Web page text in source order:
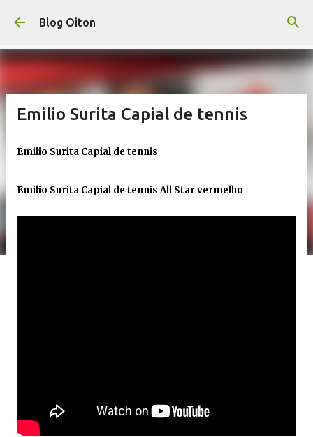
Pular para o conteúdo principal
Blog Oiton
Emilio Surita Capial de tennis
Emilio Surita Capial de tennis
Emilio Surita Capial de tennis All Star vermelho